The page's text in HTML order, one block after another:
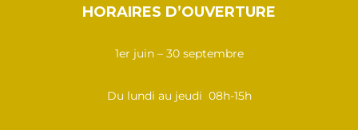
HORAIRES D’OUVERTURE
1er juin – 30 septembre
Du lundi au jeudi 08h-15h